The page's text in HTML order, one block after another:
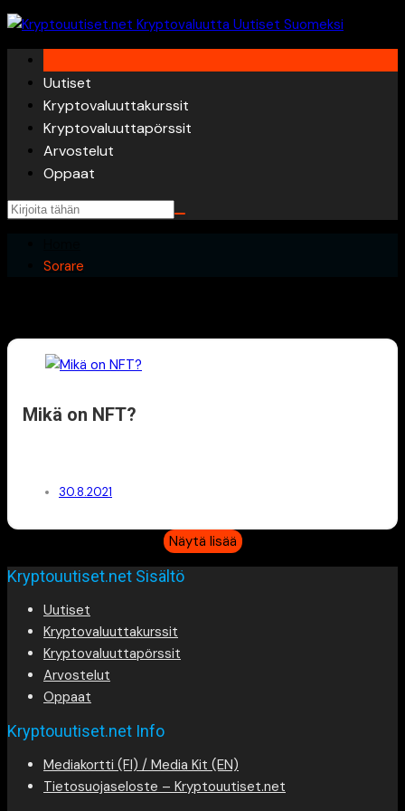
Skip
to
content
Uutiset
Kryptovaluuttakurssit
Kryptovaluuttapörssit
Arvostelut
Oppaat
Sorare
Mikä on NFT?
30.8.2021
Näytä lisää
Kryptouutiset.net Sisältö
Uutiset
Kryptovaluuttakurssit
Kryptovaluuttapörssit
Arvostelut
Oppaat
Kryptouutiset.net Info
Mediakortti (FI) / Media Kit (EN)
Tietosuojaseloste – Kryptouutiset.net